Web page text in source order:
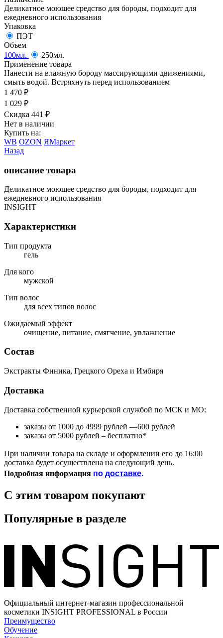
Деликатное моющее средство для бороды, подходит для
ежедневного использования
Упаковка
ПЭТ
Объем
100мл.
250мл.
Применение товара
Нанести на влажную бороду массирующими движениями,
смыть водой. Встряхнуть перед использованием
1 470 ₽
1 029 ₽
Скидка 441 ₽
Нет в наличии
Купить на:
WB OZON ЯМаркет
Назад
описание товара
Деликатное моющее средство для бороды, подходит для
ежедневного использования
INSIGHT
Характеристики
Тип продукта
гель
Для кого
мужской
Тип волос
для всех типов волос
Ожидаемый эффект
очищение, питание, смягчение, увлажнение
Состав
Экстракты Финика, Грецкого Ореха и Имбиря
Доставка
Доставка собственной курьерской службой по МСК и МО:
заказы от 1000 до 4999 рублей —600 рублей
заказы от 5000 рублей – бесплатно*
При наличии товара на складе и оформлении его до 16:00
доставка будет осуществлена на следующий день.
Подробная информация подоставке.
С этим товаром покупают
Популярные в разделе
Официальный интернет-магазин профессиональной
косметики INSIGHT PROFESSIONAL в России
Преимущество
Обучение